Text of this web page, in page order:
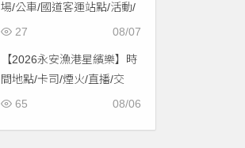
場/公車/國道客運站點/活動/
交通，啟用免費停車！ 08/07
27
【2026永安漁港星繽樂】時
間地點/卡司/煙火/直播/交
通，免費入場！
08/06
65